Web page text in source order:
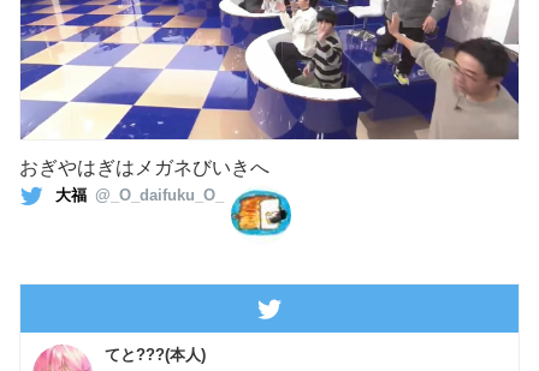
おぎやはぎはメガネびいきへ
大福 @_O_daifuku_O_
てと???(本人)